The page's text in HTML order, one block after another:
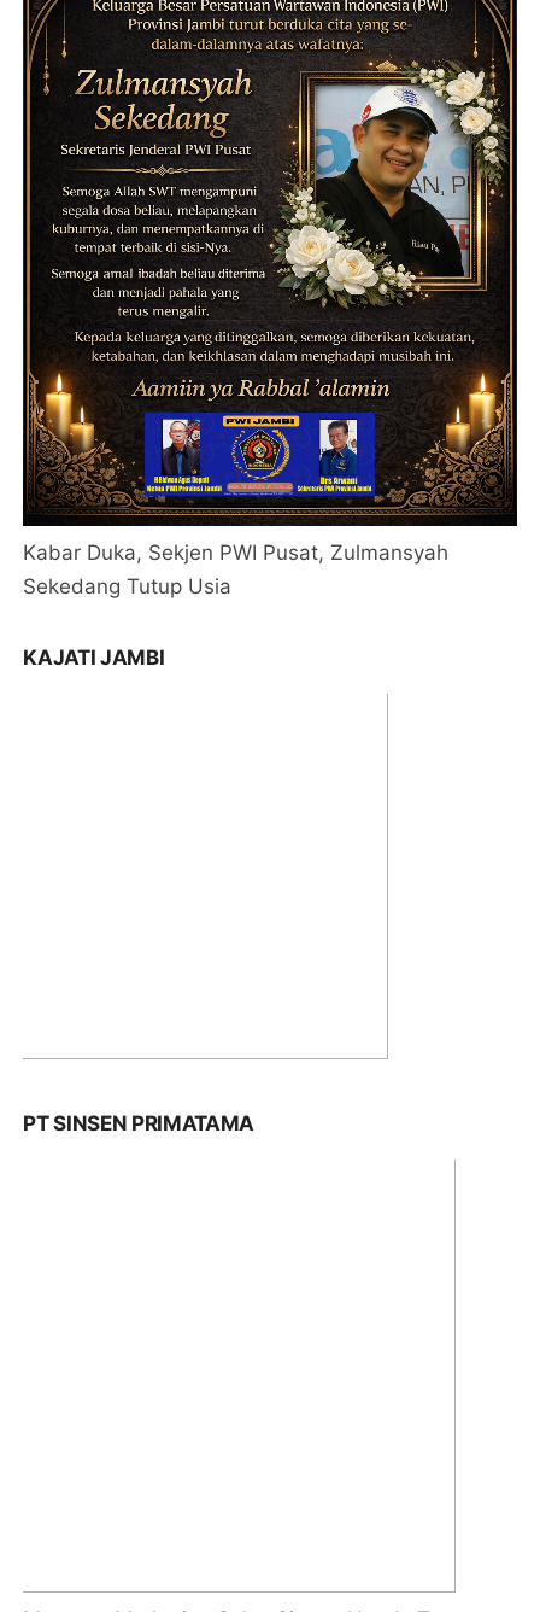
Kabar Duka, Sekjen PWI Pusat, Zulmansyah
Sekedang Tutup Usia
KAJATI JAMBI